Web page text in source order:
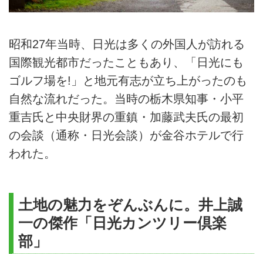
昭和27年当時、日光は多くの外国人が訪れる
国際観光都市だったこともあり、「日光にも
ゴルフ場を!」と地元有志が立ち上がったのも
自然な流れだった。当時の栃木県知事・小平
重吉氏と中央財界の重鎮・加藤武夫氏の最初
の会談（通称・日光会談）が金谷ホテルで行
われた。
土地の魅力をぞんぶんに。井上誠
一の傑作「日光カンツリー倶楽
部」